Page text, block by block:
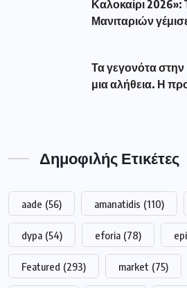
Καλοκαίρι
Μανιταριών
Τα γεγονότα στην
μια αλήθεια. Η
Δημοφιλής Ετικέτες
aade (56) amanatidis (110)
dypa (54) eforia (78)
Featured (293) market (75)